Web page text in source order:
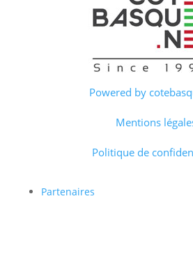
Powered by
Mentions
Politique de
Partenaires